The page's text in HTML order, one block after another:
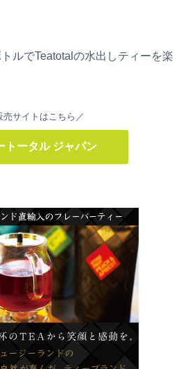
ルでTeatotalの水出しティーを楽
売サイトはこちら／
トータル ジャパン